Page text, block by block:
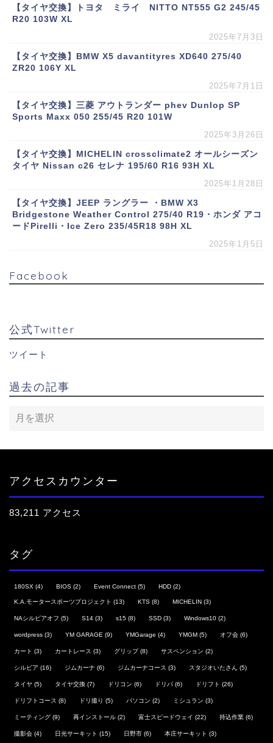
【タイヤ交換】トヨタ ミライ NITTO NT555 G2 245/45
R20 103W XL
2025年7月3日
【タイヤ交換】BMW X5 davantityres XD640 275/40
ZR20 106Y XL
2025年7月1日
【タイヤ交換】三菱 アウトランダー phev Dunlop SP
Sports Maxx 050 255/45 R20 101W
2025年3月26日
【タイヤ交換】MICHELIN crossclimate2 オールシーズン
タイヤ Nissan c26 セレナ 195/60 R16 93H XL
2025年1月28日
【タイヤ交換】JEEP ラングラー ・BMW X3
Bridgestone Weather Control 275/40 R19・ホンダ アコ
ードPirelli・Ice Zero 235/45R18 98H XL
2025年1月5日
Facebook
公式Twitter
ツイート
過去の記事
アクセスカウンター
83,211 アクセス
タグ
180SX (4) BIOS (2) Event Connect (5) HDD (2)
K.A.モータースポーツプロジェクト (13) KTS (8) MICHELIN (3)
NAシルビアオフ (5) S14 (3) s15 (8) SSD (3) Windows10 (2)
wordpress (3) YM GARAGE (9) YMGarage (4) YMGM (5) オフ会 (6)
カート (3) カートレース (3) グリップ(8) サスペンション (2)
シルビア (16) ジムカーナ (6) ジムカーナコース (3) スタジオいたさん (5)
タイヤ (5) タイヤ交換 (7) ドリコン (6) ドリパ (6) ドリフト (26)
ドリフトコース (8) ドリ撮り (5) パソコン (2) ミシュラン (3)
ミーティング (9) 再インストール (2) 富士スピードウェイ (22) 持込作業 (6)
撮影会 (4) 日光サーキット (15) 日野市 (6) 本庄サーキット (3)